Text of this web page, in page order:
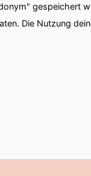
gespeichert
Die Nutzung